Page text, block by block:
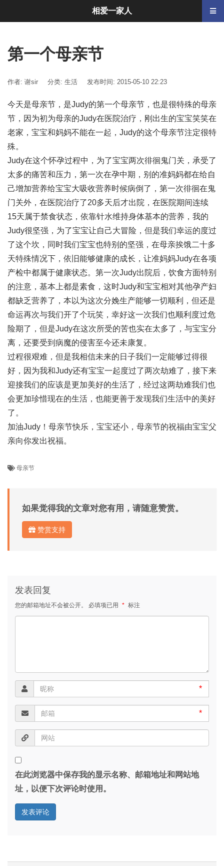
第一个母亲节
作者: 谢sir 分类: 生活 发布时间: 2015-05-10 22:23
今天是母亲节，是Judy的第一个母亲节，也是很特殊的母亲
节，因为初为母亲的Judy在医院治疗，刚出生的宝宝笑笑在
老家，宝宝和妈妈不能在一起，Judy的这个母亲节注定很特
殊。
Judy在这个怀孕过程中，为了宝宝两次徘徊鬼门关，承受了
太多的痛苦和压力，第一次在孕中期，别的准妈妈都在给自
己增加营养给宝宝大吸收营养时候病倒了，第一次徘徊在鬼
门关外，在医院治疗了20多天后才出院，在医院期间连续
15天属于禁食状态，依靠针水维持身体基本的营养，我的
Judy很坚强，为了宝宝让自己大冒险，但是我们幸运的度过
了这个坎，同时我们宝宝也特别的坚强，在母亲挨饿二十多
天特殊情况下，依旧能够健康的成长，让准妈妈Judy在各项
产检中都属于健康状态。第一次Judy出院后，饮食方面特别
的注意，基本上都是素食，这时Judy和宝宝相对其他孕产妇
都缺乏营养了，本以为这次分娩生产能够一切顺利，但还是
命运再次与我们开了个玩笑，幸好这一次我们也顺利度过危
险期了，但是Judy在这次所受的苦也实在太多了，与宝宝分
离，还要受到病魔的侵害至今还未康复。
过程很艰难，但是我相信未来的日子我们一定能够过得很
好，因为我和Judy还有宝宝一起度过了两次劫难了，接下来
迎接我们的应该是更加美好的生活了，经过这两劫难我们也
会更加珍惜现在的生活，也能更善于发现我们生活中的美好
了。
加油Judy！母亲节快乐，宝宝还小，母亲节的祝福由宝宝父
亲向你发出祝福。
母亲节
如果觉得我的文章对您有用，请随意赞赏。
赞赏支持
发表回复
您的邮箱地址不会被公开。 必填项已用 * 标注
*
*
在此浏览器中保存我的显示名称、邮箱地址和网站地
址，以便下次评论时使用。
相爱一家人